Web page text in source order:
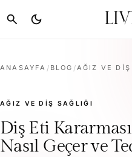
search dark_mode
ANASAYFA / BLOG /AĞIZ VE DIŞ
AĞIZ VE DIŞ SAĞLIĞI
Diş Eti
Nasıl Geçer ve